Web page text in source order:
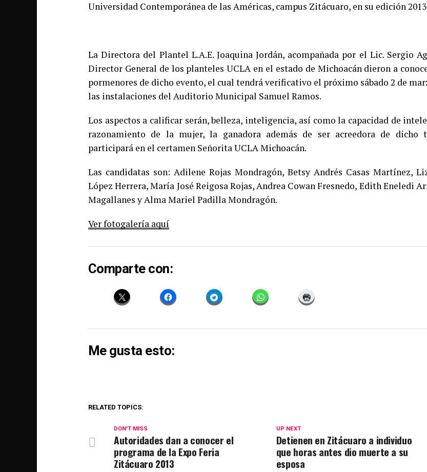
Universidad Contemporánea de las Américas, campus Zitácuaro, en su edición
La Directora del Plantel L.A.E. Joaquina Jordán, acompañada por el Lic. Sergio
Director General de los planteles UCLA en el estado de Michoacán dieron a
pormenores de dicho evento, el cual tendrá verificativo el próximo sábado 2 de
las instalaciones del Auditorio Municipal Samuel Ramos.
Los aspectos a calificar serán, belleza, inteligencia, así como la capacidad de
razonamiento de la mujer, la ganadora además de ser acreedora de dicho
participará en el certamen Señorita UCLA Michoacán.
Las candidatas son: Adilene Rojas Mondragón, Betsy Andrés Casas Martínez,
López Herrera, María José Reigosa Rojas, Andrea Cowan Fresnedo, Edith Eneledi
Magallanes y Alma Mariel Padilla Mondragón.
Ver fotogalería aquí
Comparte con:
Me gusta esto:
RELATED TOPICS:
UP NEXT
Detienen en Zitácuaro a individuo
que horas antes dio muerte a su
esposa
DON'T MISS
Autoridades dan a conocer el
programa de la Expo Feria
Zitácuaro 2013